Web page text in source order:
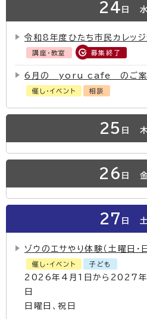
24 日
令和8年度ひたち市民カレッ
講座・教室 募集終了
6月の yoru cafe のご案
催し・イベント 相談
25 日
26 日
27 日
ゾウのエサやり体験（土曜日・
催し・イベント 子ども
2026年4月1日から2027年
日
日曜日、祝日